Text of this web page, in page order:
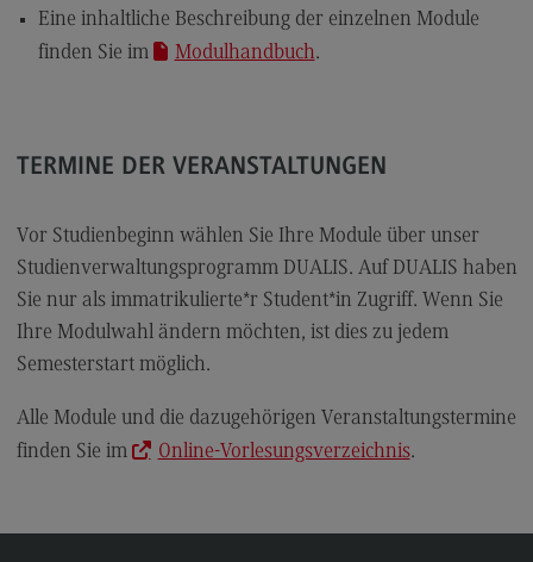
Governance Sozialer Arbeit
Modulangebot
Informatik
Profil-O-Mat Informatik
(External link)
Rahmenbedingungen
Modulangebot
Kontakt
Integrated Engineering
Eine inhaltliche Beschreibung der einzelnen Module
finden Sie im
Modulhandbuch.
TERMINE DER VERANSTALTUNGEN
Vor Studienbeginn wählen Sie Ihre Module über unser
Studienverwaltungsprogramm DUALIS. Auf DUALIS haben
Sie nur als immatrikulierte*r Student*in Zugriff. Wenn Sie
Ihre Modulwahl ändern möchten, ist dies zu jedem
Semesterstart möglich.
Alle Module und die dazugehörigen Veranstaltungstermine
finden Sie im
Online-Vorlesungsverzeichnis.